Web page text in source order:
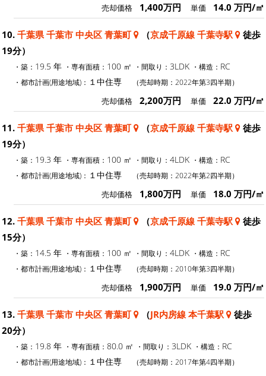
売却価格 1,400万円 単価 14.0 万円/㎡
10. 千葉県 千葉市 中央区 青葉町 （京成千原線 千葉寺駅
徒歩
19分）
・築： 19.5 年 ・専有面積： 100 ㎡ ・間取り： 3LDK ・構造： RC
・都市計画(用途地域)： １中住専 （売却時期：2022年第3四半期）
売却価格 2,200万円 単価 22.0 万円/㎡
11. 千葉県 千葉市 中央区 青葉町 （京成千原線 千葉寺駅
徒歩
19分）
・築： 19.3 年 ・専有面積： 100 ㎡ ・間取り： 4LDK ・構造： RC
・都市計画(用途地域)： １中住専 （売却時期：2022年第2四半期）
売却価格 1,800万円 単価 18.0 万円/㎡
12. 千葉県 千葉市 中央区 青葉町 （京成千原線 千葉寺駅
徒歩
15分）
・築： 14.5 年 ・専有面積： 100 ㎡ ・間取り： 4LDK ・構造： RC
・都市計画(用途地域)： １中住専 （売却時期：2010年第3四半期）
売却価格 1,900万円 単価 19.0 万円/㎡
13. 千葉県 千葉市 中央区 青葉町 （JR内房線 本千葉駅
徒歩
20分）
・築： 19.8 年 ・専有面積： 80.0 ㎡ ・間取り： 3LDK ・構造： RC
・都市計画(用途地域)： １中住専 （売却時期：2017年第4四半期）